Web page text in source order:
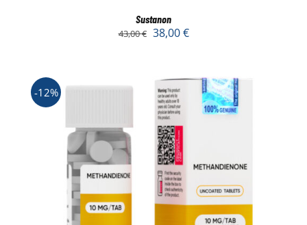
Sustanon
43,00€ 38,00€
-12%